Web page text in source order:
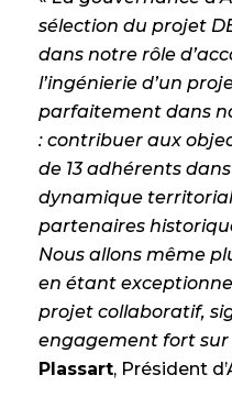
sélection du projet
dans notre rôle
l’ingénierie d’un
parfaitement dans
: contribuer aux
de 13 adhérents
dynamique
partenaires
Nous allons même
en étant
projet collaboratif,
engagement fort sur
Plassart, Président